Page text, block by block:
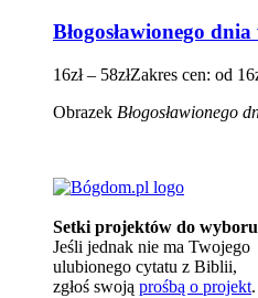
Błogosławionego
16zł – 58złZakres cen: od
Obrazek Błogosławionego
Setki projektów do
Jeśli jednak nie ma Twojego
ulubionego cytatu z Biblii,
zgłoś swoją prośbą o projekt.